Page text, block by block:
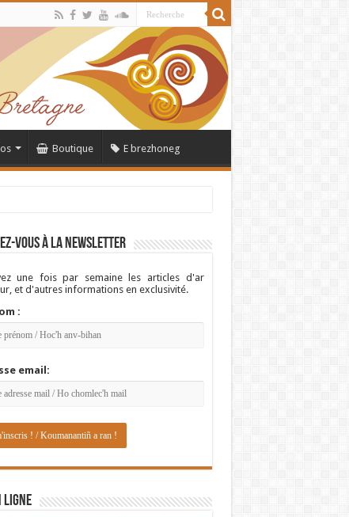
Boutique E brezhoneg
vous à la newsletter
une fois par semaine les articles d'ar
et d'autres informations en exclusivité.
:
email:
LIGNE